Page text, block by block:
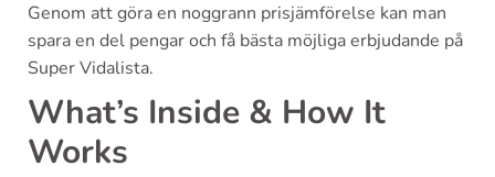
Genom att göra en noggrann prisjämförelse kan man
spara en del pengar och få bästa möjliga erbjudande på
Super Vidalista.
What’s Inside & How It
Works